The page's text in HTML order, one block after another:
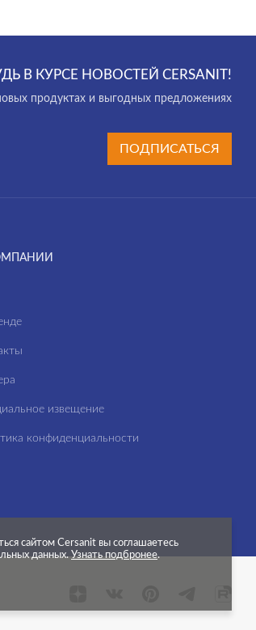
извещение
конфиденциальности
В КУРСЕ НОВОСТЕЙ CERSANIT!
продуктах и выгодных предложениях
ПОДПИСАТЬСЯ
сайтом Cersanit вы соглашаетесь
данных.Узнать подбронее.